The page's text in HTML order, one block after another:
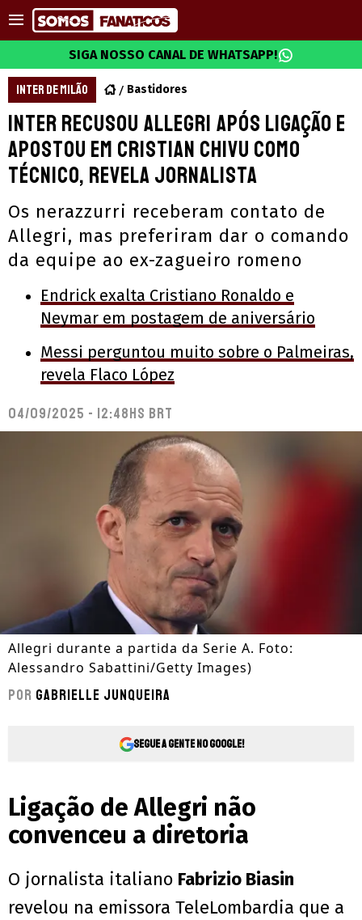
SIGA NOSSO CANAL DE WHATSAPP!
INTER DE MILÃO Bastidores
Inter recusou Allegri após ligação e
apostou em Cristian Chivu como
técnico, revela jornalista
Os nerazzurri receberam contato de
Allegri, mas preferiram dar o comando
da equipe ao ex-zagueiro romeno
Endrick exalta Cristiano Ronaldo e
Neymar em postagem de aniversário
Messi perguntou muito sobre o Palmeiras,
revela Flaco López
04/09/2025 - 12:48hs BRT
Allegri durante a partida da Serie A. Foto:
Alessandro Sabattini/Getty Images)
Por Gabrielle Junqueira
Segue a gente no Google!
Ligação de Allegri não
convenceu a diretoria
O jornalista italiano Fabrizio Biasin
revelou na emissora TeleLombardia que a